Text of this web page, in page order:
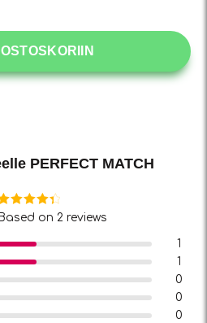
PERFECT MATCH
Based on 2 reviews
1
1
0
0
0